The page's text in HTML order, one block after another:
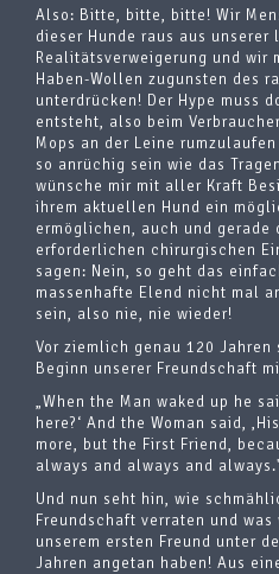
Also: Bitte, bitte, bitte! Wir
dieser Hunde raus aus
Realitätsverweigerung und wir
Haben-Wollen zugunsten des
unterdrücken! Der Hype muss
entsteht, also beim
Mops an der Leine
so anrüchig sein wie das
wünsche mir mit aller Kraft
ihrem aktuellen Hund ein
ermöglichen, auch und gerade
erforderlichen chirurgischen
sagen: Nein, so geht das
massenhafte Elend nicht mal
sein, also nie, nie wieder!
Vor ziemlich genau 120 Jahren
Beginn unserer Freundschaft
„When the Man waked up he
here?‘ And the Woman said,
more, but the First Friend,
always and always and
Und nun seht hin, wie
Freundschaft verraten und was
unserem ersten Freund unter
Jahren angetan haben! Aus